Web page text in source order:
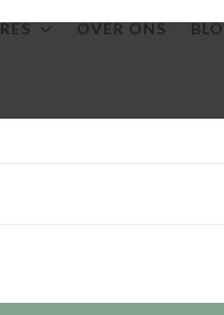
OVER ONS